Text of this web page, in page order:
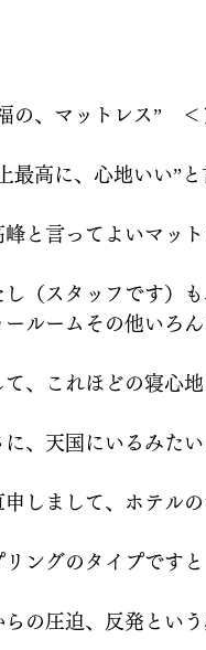
の、マットレス”　
最高に、心地いい”
峰と言ってよいマット
し（スタッフです）
ールームその他いろ
て、これほどの寝心
に、天国にいるみたい
申しまして、ホテル
リングのタイプです
らの圧迫、反発とい